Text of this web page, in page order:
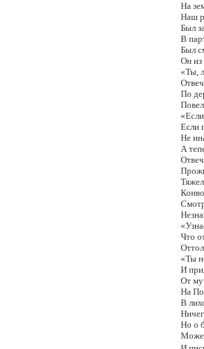
На
Наш
Был
В
Был
Он из
«Ты,
По
Если
Не
А
Что
«Ты
И
От
На
В
Но о